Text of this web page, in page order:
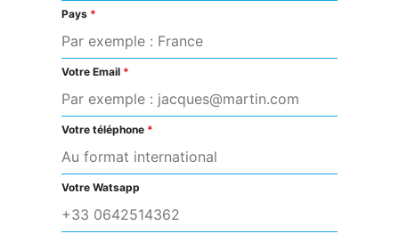
Pays *
Votre Email *
Votre téléphone *
Votre Watsapp